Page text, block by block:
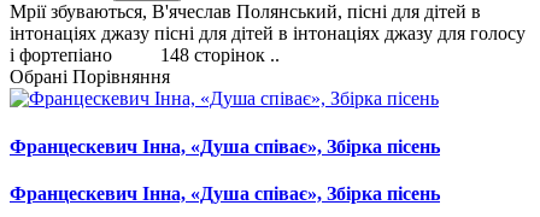
Мрії збуваються, В'ячеслав Полянський, пісні для дітей в
інтонаціях джазу пісні для дітей в інтонаціях джазу для голосу
і фортепіано 148 сторінок ..
Обрані Порівняння
Францескевич Інна, «Душа співає», Збірка пісень
Францескевич Інна, «Душа співає», Збірка пісень